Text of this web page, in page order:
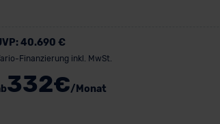
40.690 €
Finanzierung inkl. MwSt.
332€/Monat